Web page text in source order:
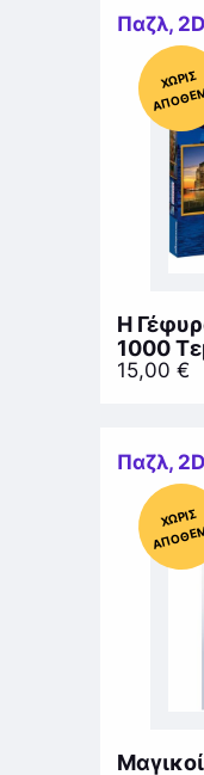
Παζλ,
Χ
ΩΡΊΣ
Α
Π
Ό
ΘΕ
Η
1000
15,00 €
Παζλ,
Χ
ΩΡΊΣ
Α
Π
Ό
ΘΕ